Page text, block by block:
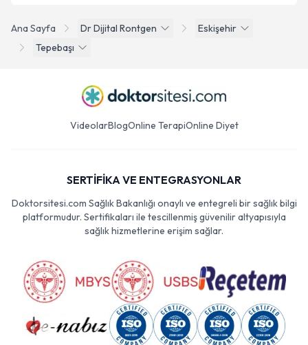
Ana Sayfa Dr Dijital Rontgen
Eskişehir
Tepebaşı
VideolarBlogOnline TerapiOnline Diyet
SERTİFİKA VE ENTEGRASYONLAR
Doktorsitesi.com Sağlık Bakanlığı onaylı ve entegreli bir sağlık bilgi
platformudur. Sertifikaları ile tescillenmiş güvenilir altyapısıyla
sağlık hizmetlerine erişim sağlar.